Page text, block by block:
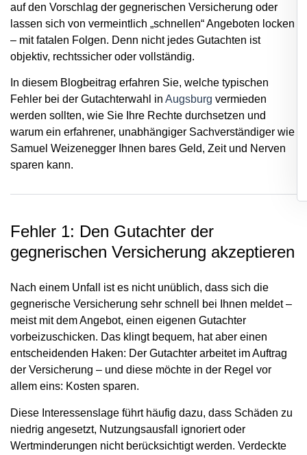
auf den Vorschlag der gegnerischen Versicherung oder
lassen sich von vermeintlich „schnellen“ Angeboten locken
– mit fatalen Folgen. Denn nicht jedes Gutachten ist
objektiv, rechtssicher oder vollständig.
In diesem Blogbeitrag erfahren Sie, welche typischen
Fehler bei der Gutachterwahl in Augsburg vermieden
werden sollten, wie Sie Ihre Rechte durchsetzen und
warum ein erfahrener, unabhängiger Sachverständiger wie
Samuel Weizenegger Ihnen bares Geld, Zeit und Nerven
sparen kann.
Fehler 1: Den Gutachter der
gegnerischen Versicherung akzeptieren
Nach einem Unfall ist es nicht unüblich, dass sich die
gegnerische Versicherung sehr schnell bei Ihnen meldet –
meist mit dem Angebot, einen eigenen Gutachter
vorbeizuschicken. Das klingt bequem, hat aber einen
entscheidenden Haken: Der Gutachter arbeitet im Auftrag
der Versicherung – und diese möchte in der Regel vor
allem eins: Kosten sparen.
Diese Interessenslage führt häufig dazu, dass Schäden zu
niedrig angesetzt, Nutzungsausfall ignoriert oder
Wertminderungen nicht berücksichtigt werden. Verdeckte